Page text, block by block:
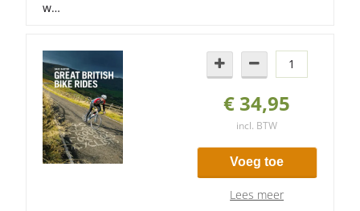
w…
€ 34,95
incl. BTW
Voeg toe
Lees meer